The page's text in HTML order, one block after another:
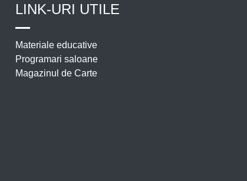
LINK-URI UTILE
Materiale educative
Programari saloane
Magazinul de Carte